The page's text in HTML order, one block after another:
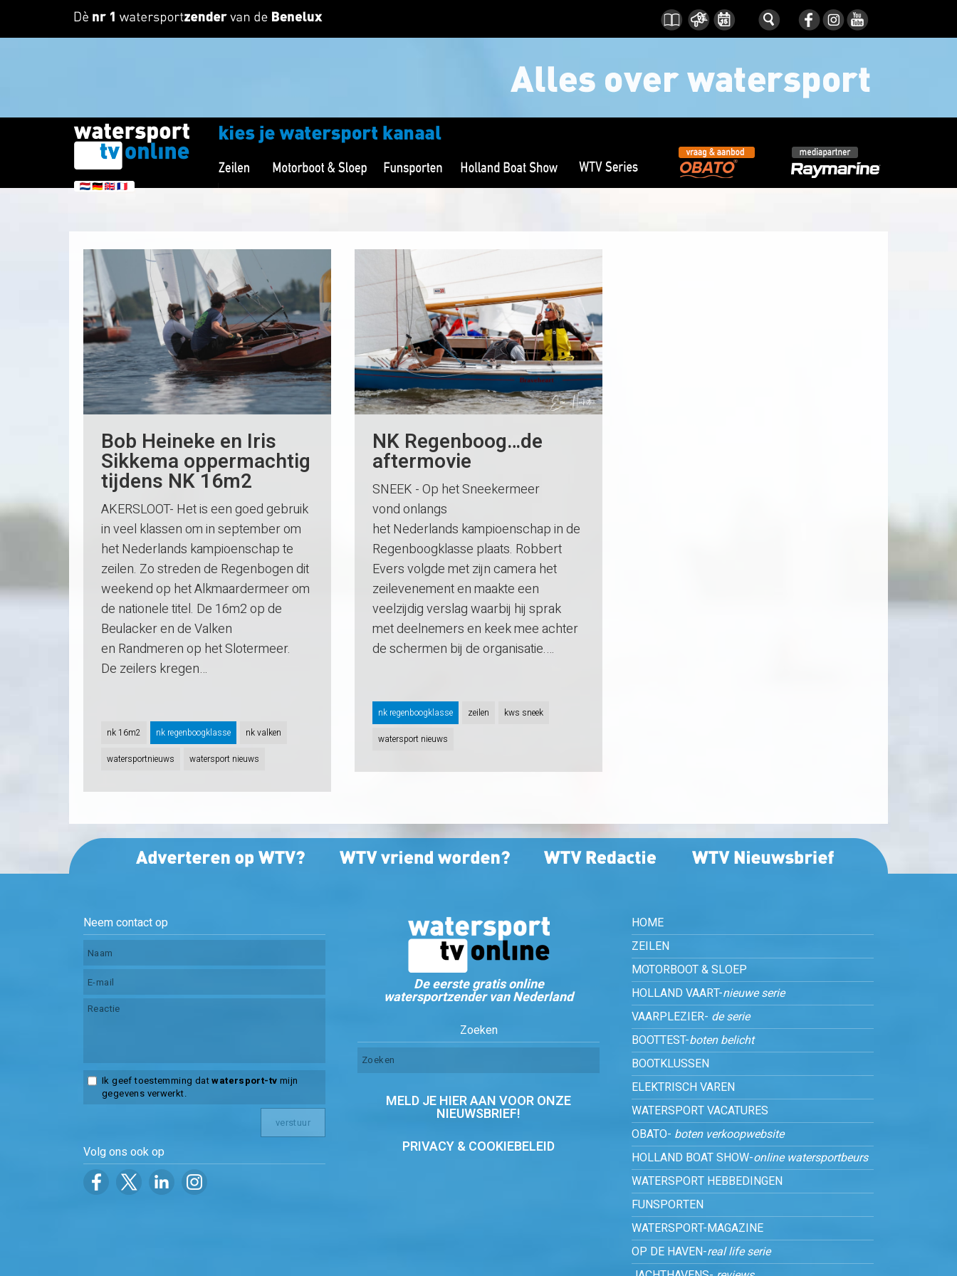
Bob Heineke en Iris
Sikkema oppermachtig
tijdens NK 16m2
AKERSLOOT- Het is een goed gebruik
in veel klassen om in september om
het Nederlands kampioenschap te
zeilen. Zo streden de Regenbogen dit
weekend op het Alkmaardermeer om
de nationele titel. De 16m2 op de
Beulacker en de Valken
en Randmeren op het Slotermeer.
De zeilers kregen…
nk 16m2 nk regenboogklasse nk valken
watersportnieuws watersport nieuws
NK Regenboog…de
aftermovie
SNEEK - Op het Sneekermeer
vond onlangs
het Nederlands kampioenschap in de
Regenboogklasse plaats. Robbert
Evers volgde met zijn camera het
zeilevenement en maakte een
veelzijdig verslag waarbij hij sprak
met deelnemers en keek mee achter
de schermen bij de organisatie.…
nk regenboogklasse zeilen kws sneek
watersport nieuws
Neem contact op
Ik geef toestemming datwatersport-tv mijn
gegevens verwerkt.
Volg ons ook op
De eerste gratis online
watersportzender van Nederland
Zoeken
MELD JE HIER AAN VOOR ONZE
NIEUWSBRIEF!
PRIVACY & COOKIEBELEID
HOME
ZEILEN
MOTORBOOT & SLOEP
HOLLAND VAART-nieuwe serie
VAARPLEZIER- de serie
BOOTTEST-boten belicht
BOOTKLUSSEN
ELEKTRISCH VAREN
WATERSPORT VACATURES
OBATO- boten verkoopwebsite
HOLLAND BOAT SHOW-online watersportbeurs
WATERSPORT HEBBEDINGEN
FUNSPORTEN
WATERSPORT-MAGAZINE
OP DE HAVEN-real life serie